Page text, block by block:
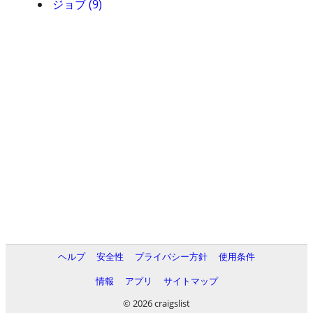
ジョブ (9)
ヘルプ 安全性 プライバシー方針
使用条件
情報
アプリ
サイトマップ
© 2026 craigslist